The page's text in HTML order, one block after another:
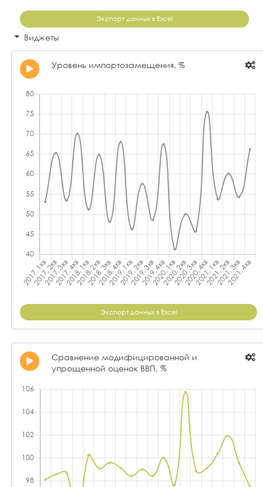
Экспорт данных в Excel
Виджеты
Уровень импортозамещения, %
Экспорт данных в Excel
Сравнение модифицированной и
упрощенной оценок ВВП, %